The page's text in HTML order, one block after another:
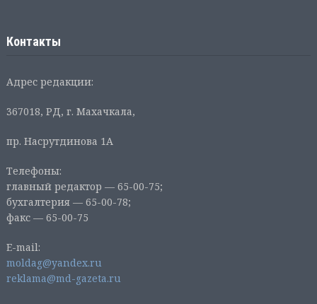
Контакты
Адрес редакции:
367018, РД, г. Махачкала,
пр. Насрутдинова 1А
Телефоны:
главный редактор — 65-00-75;
бухгалтерия — 65-00-78;
факс — 65-00-75
E-mail:
moldag@yandex.ru
reklama@md-gazeta.ru